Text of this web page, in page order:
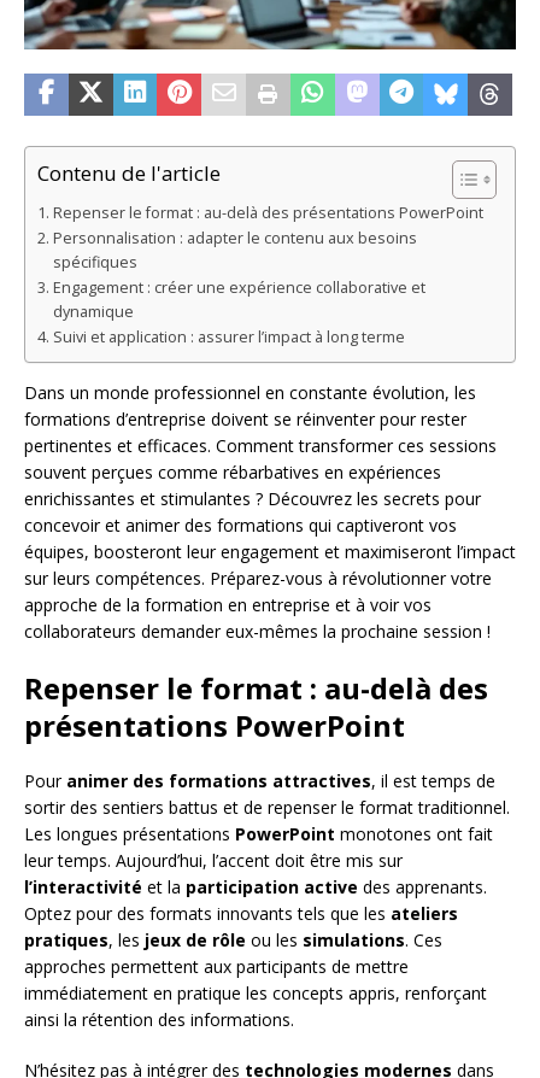
Contenu de l'article
Repenser le format : au-delà des présentations PowerPoint
Personnalisation : adapter le contenu aux besoins
spécifiques
Engagement : créer une expérience collaborative et
dynamique
Suivi et application : assurer l’impact à long terme
Dans un monde professionnel en constante évolution, les
formations d’entreprise doivent se réinventer pour rester
pertinentes et efficaces. Comment transformer ces sessions
souvent perçues comme rébarbatives en expériences
enrichissantes et stimulantes ? Découvrez les secrets pour
concevoir et animer des formations qui captiveront vos
équipes, boosteront leur engagement et maximiseront l’impact
sur leurs compétences. Préparez-vous à révolutionner votre
approche de la formation en entreprise et à voir vos
collaborateurs demander eux-mêmes la prochaine session !
Repenser le format : au-delà des
présentations PowerPoint
Pour animer des formations attractives, il est temps de
sortir des sentiers battus et de repenser le format traditionnel.
Les longues présentations PowerPoint monotones ont fait
leur temps. Aujourd’hui, l’accent doit être mis sur
l’interactivité et la participation active des apprenants.
Optez pour des formats innovants tels que les ateliers
pratiques, les jeux de rôle ou les simulations. Ces
approches permettent aux participants de mettre
immédiatement en pratique les concepts appris, renforçant
ainsi la rétention des informations.
N’hésitez pas à intégrer des technologies modernes dans